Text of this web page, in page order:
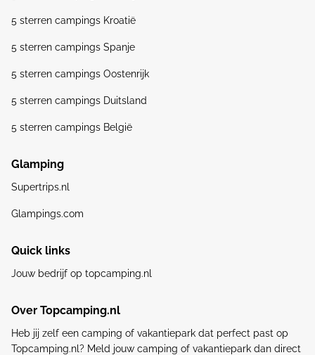
5 sterren campings Kroatië
5 sterren campings Spanje
5 sterren campings Oostenrijk
5 sterren campings Duitsland
5 sterren campings België
Glamping
Supertrips.nl
Glampings.com
Quick links
Jouw bedrijf op topcamping.nl
Over Topcamping.nl
Heb jij zelf een camping of vakantiepark dat perfect past op
Topcamping.nl? Meld jouw camping of vakantiepark dan direct